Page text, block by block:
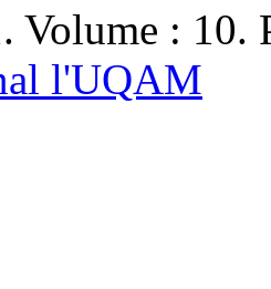
Volume : 10.
l'UQAM